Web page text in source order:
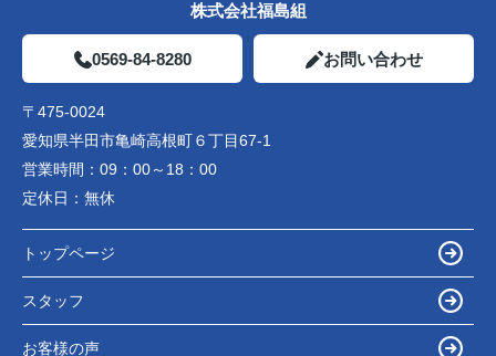
株式会社福島組
0569-84-8280 お問い合わせ
〒475-0024
愛知県半田市亀崎高根町６丁目67-1
営業時間： 09：00～18：00
定休日： 無休
トップページ
スタッフ
お客様の声